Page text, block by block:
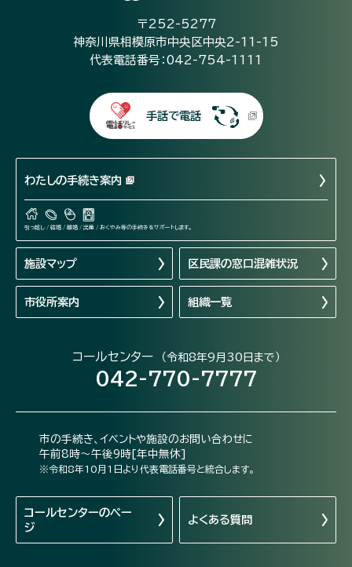
〒252-5277
神奈川県相模原市中央区中央2-11-15
代表電話番号：042-754-1111
手話で電話
わたしの手続き案内
引っ越し / 結婚 / 離婚 / 出産 / おくやみ等の手続きをサポートします。
施設マップ 区民課の窓口混雑状況
市役所案内 組織一覧
コールセンター （令和8年9月30日まで）
042-770-7777
市の手続き、イベントや施設のお問い合わせに
午前8時～午後9時[年中無休]
※令和8年10月1日より代表電話番号と統合します。
コールセンターのペー
ジ
よくある質問